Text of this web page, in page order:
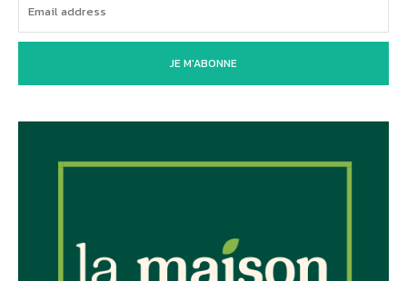
JE M'ABONNE